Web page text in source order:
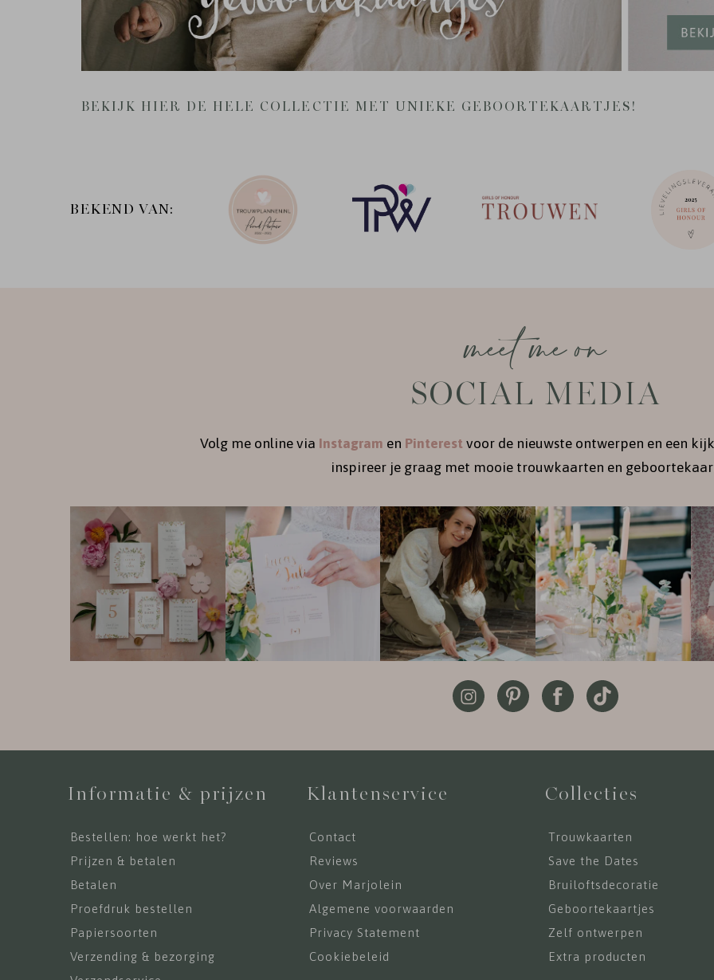
BEKIJK HIER DE HELE COLLECTIE MET UNIEKE GEBOORTEKAARTJES!
BEKEND VAN:
meet me on
SOCIAL MEDIA
Volg me online via Instagram en Pinterest voor de nieuwste ontwerpen en een
inspireer je graag met mooie trouwkaarten en
Informatie & prijzen
Bestellen: hoe werkt het?
Prijzen & betalen
Betalen
Proefdruk bestellen
Papiersoorten
Verzending & bezorging
Klantenservice
Contact
Reviews
Over Marjolein
Algemene voorwaarden
Privacy Statement
Cookiebeleid
Collecties
Trouwkaarten
Save the Dates
Bruiloftsdecoratie
Geboortekaartjes
Zelf ontwerpen
Extra producten